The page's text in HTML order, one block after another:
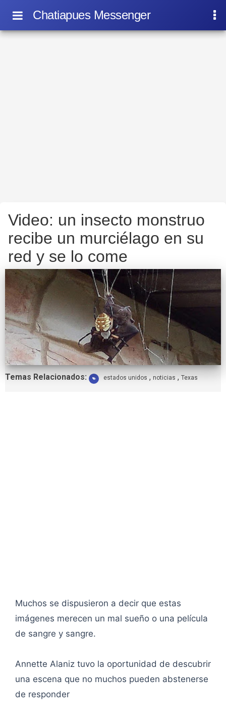
Chatiapues Messenger
Video: un insecto monstruo
recibe un murciélago en su
red y se lo come
Temas Relacionados: Etiquetas:
estados unidos , noticias , Texas
Muchos se dispusieron a decir que estas
imágenes merecen un mal sueño o una película
de sangre y sangre.
Annette Alaniz tuvo la oportunidad de descubrir
una escena que no muchos pueden abstenerse
de responder